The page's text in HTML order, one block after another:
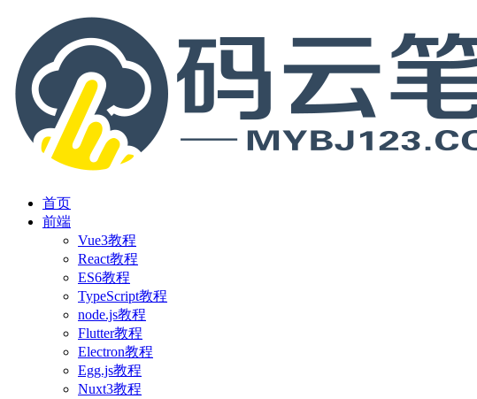
首页
前端
Vue3教程
React教程
ES6教程
TypeScript教程
node.js教程
Flutter教程
Electron教程
Egg.js教程
Nuxt3教程